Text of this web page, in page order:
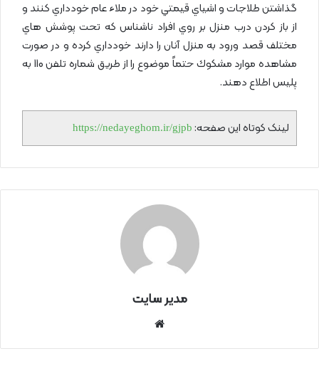
گذاشتن طلاجات و اشياي قيمتي خود در ملاء عام خودداري كنند و
از باز كردن درب منزل بر روي افراد ناشناس كه تحت پوشش هاي
مختلف قصد ورود به منزل آنان را دارند خودداري كرده و در صورت
مشاهده موارد مشكوك حتماً موضوع را از طريق شماره تلفن 110 به
پليس اطلاع دهند.
لینک کوتاه این صفحه: https://nedayeghom.ir/gjpb
مدیر سایت